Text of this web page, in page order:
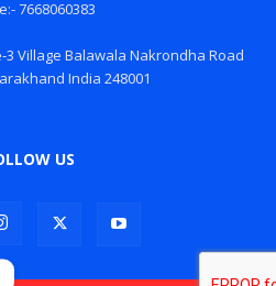
7668060383
3 Village Balawala Nakrondha Road
India 248001
US